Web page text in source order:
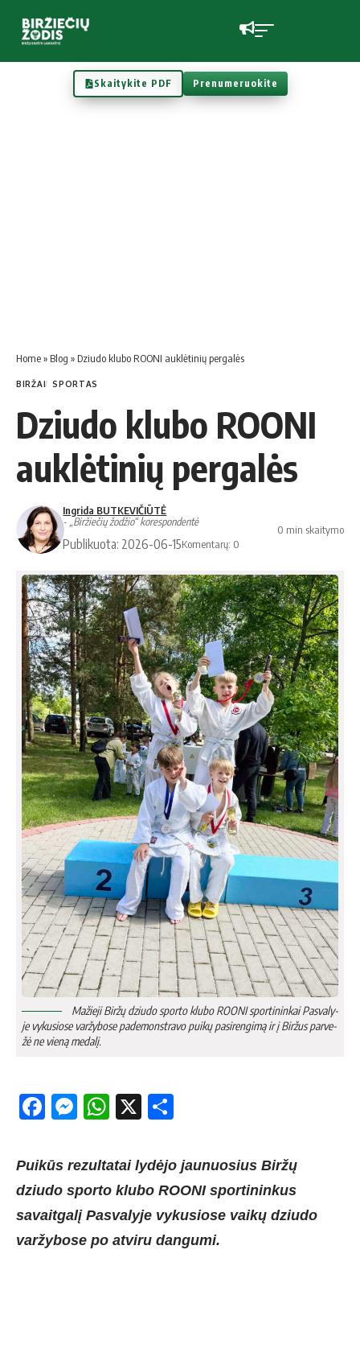
Skaitykite PDF Prenumeruokite
Home» Blog » Dziudo klubo ROONI auklėtinių pergalės
BIRŽAI SPORTAS
Dziudo klubo ROONI
auklėtinių pergalės
Ingrida BUTKEVIČIŪTĖ
- „Biržiečių žodžio“ korespondentė
Publikuota: 2026-06-15Komentarų: 0
0 min skaitymo
Ma­žie­ji Bir­žų dziu­do spor­to klu­bo ROO­NI spor­ti­nin­kai Pas­va­ly­
je vy­ku­sio­se var­žy­bo­se pa­de­monst­ra­vo pui­kų pa­si­ren­gi­mą ir į Bir­žus par­ve­
žė ne vie­ną me­da­lį.
Facebook
Messenger
WhatsApp
X
Puikūs rezultatai lydėjo jaunuosius Biržų
dziudo sporto klubo ROONI sportininkus
savaitgalį Pasvalyje vykusiose vaikų dziudo
varžybose po atviru dangumi.